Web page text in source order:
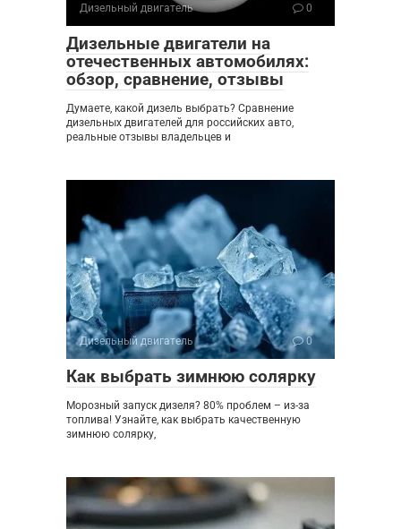
Дизельный двигатель 0
Дизельные двигатели на
отечественных автомобилях:
обзор, сравнение, отзывы
Думаете, какой дизель выбрать? Сравнение
дизельных двигателей для российских авто,
реальные отзывы владельцев и
Дизельный двигатель 0
Как выбрать зимнюю солярку
Морозный запуск дизеля? 80% проблем – из-за
топлива! Узнайте, как выбрать качественную
зимнюю солярку,